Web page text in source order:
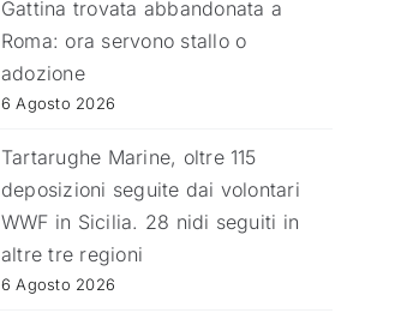
Gattina trovata abbandonata a
Roma: ora servono stallo o
adozione
6 Agosto 2026
Tartarughe Marine, oltre 115
deposizioni seguite dai volontari
WWF in Sicilia. 28 nidi seguiti in
altre tre regioni
6 Agosto 2026